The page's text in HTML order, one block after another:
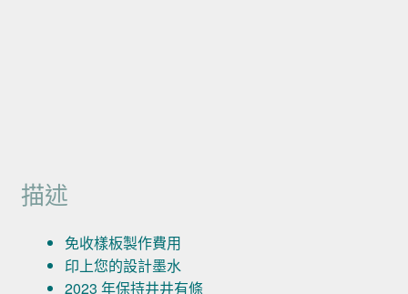
描述
免收樣板製作費用
印上您的設計墨水
2023 年保持井井有條